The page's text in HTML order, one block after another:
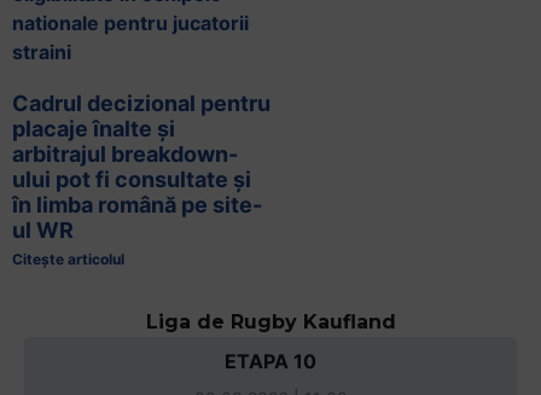
Cadrul decizional pentru
placaje înalte și
arbitrajul breakdown-
ului pot fi consultate și
în limba română pe site-
ul WR
Citește articolul
Liga de Rugby Kaufland
ETAPA 10